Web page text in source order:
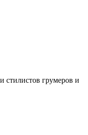
стилистов грумеров и